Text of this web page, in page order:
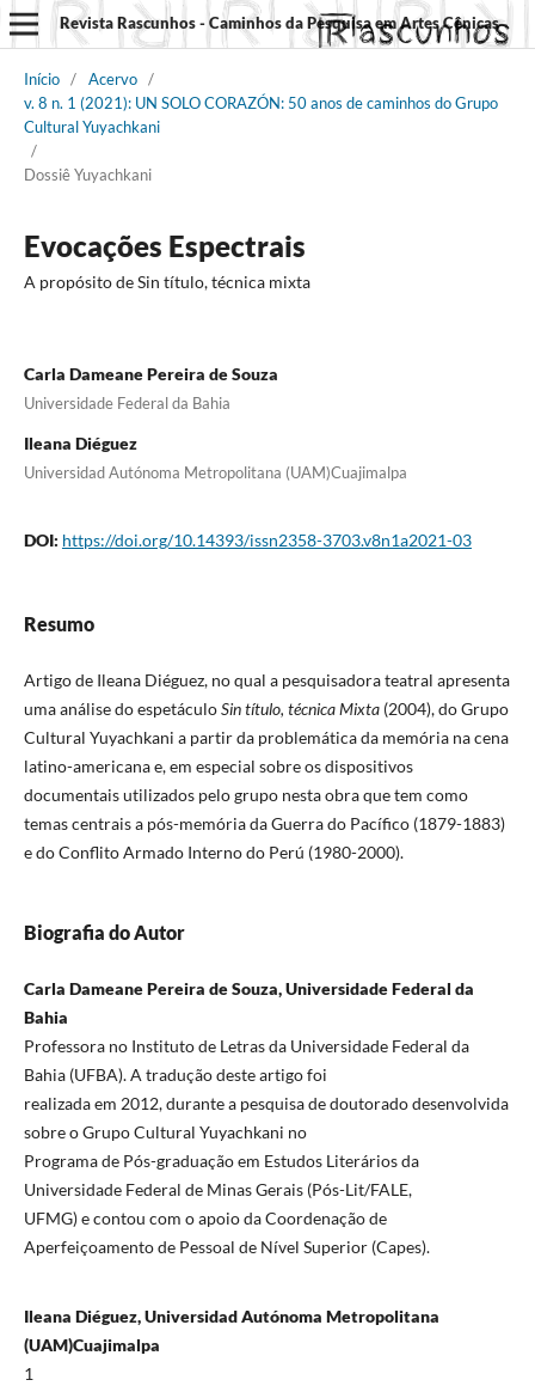
Revista Rascunhos - Caminhos da Pesquisa em Artes Cênicas
Início / Acervo /
v. 8 n. 1 (2021): UN SOLO CORAZÓN: 50 anos de caminhos do Grupo
Cultural Yuyachkani
/
Dossiê Yuyachkani
Evocações Espectrais
A propósito de Sin título, técnica mixta
Carla Dameane Pereira de Souza
Universidade Federal da Bahia
Ileana Diéguez
Universidad Autónoma Metropolitana (UAM)Cuajimalpa
DOI: https://doi.org/10.14393/issn2358-3703.v8n1a2021-03
Resumo
Artigo de Ileana Diéguez, no qual a pesquisadora teatral apresenta
uma análise do espetáculoSin título, técnica Mixta(2004), do Grupo
Cultural Yuyachkani a partir da problemática da memória na cena
latino-americana e, em especial sobre os dispositivos
documentais utilizados pelo grupo nesta obra que tem como
temas centrais a pós-memória da Guerra do Pacífico (1879-1883)
e do Conflito Armado Interno do Perú (1980-2000).
Biografia do Autor
Carla Dameane Pereira de Souza, Universidade Federal da
Bahia
Professora no Instituto de Letras da Universidade Federal da
Bahia (UFBA). A tradução deste artigo foi
realizada em 2012, durante a pesquisa de doutorado desenvolvida
sobre o Grupo Cultural Yuyachkani no
Programa de Pós-graduação em Estudos Literários da
Universidade Federal de Minas Gerais (Pós-Lit/FALE,
UFMG) e contou com o apoio da Coordenação de
Aperfeiçoamento de Pessoal de Nível Superior (Capes).
Ileana Diéguez, Universidad Autónoma Metropolitana
(UAM)Cuajimalpa
1